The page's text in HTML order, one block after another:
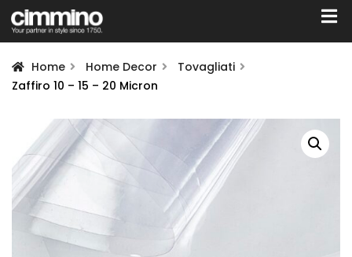
Home Home Decor
Tovagliati
Zaffiro 10 – 15 – 20 Micron